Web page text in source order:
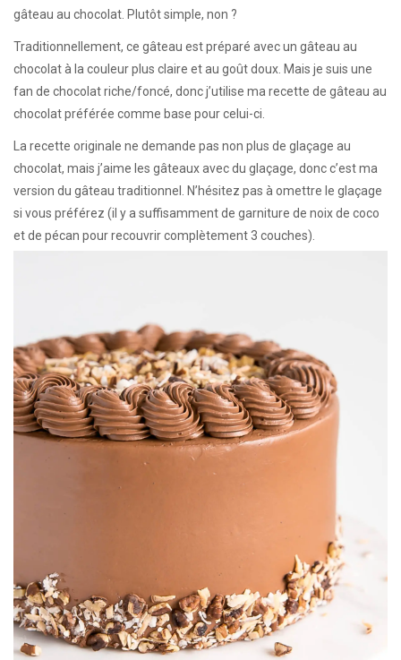
gâteau au chocolat. Plutôt simple, non ?
Traditionnellement, ce gâteau est préparé avec un gâteau au
chocolat à la couleur plus claire et au goût doux. Mais je suis une
fan de chocolat riche/foncé, donc j’utilise ma recette de gâteau au
chocolat préférée comme base pour celui-ci.
La recette originale ne demande pas non plus de glaçage au
chocolat, mais j’aime les gâteaux avec du glaçage, donc c’est ma
version du gâteau traditionnel. N’hésitez pas à omettre le glaçage
si vous préférez (il y a suffisamment de garniture de noix de coco
et de pécan pour recouvrir complètement 3 couches).